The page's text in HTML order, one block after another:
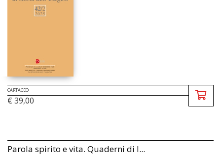
CARTACEO
€ 39,00
Parola spirito e vita. Quaderni di l...